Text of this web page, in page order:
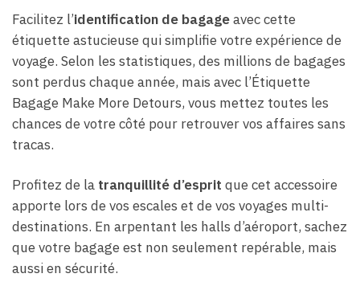
Facilitez l’identification de bagageavec cette
étiquette astucieuse qui simplifie votre expérience de
voyage. Selon les statistiques, des millions de bagages
sont perdus chaque année, mais avec l’Étiquette
Bagage Make More Detours, vous mettez toutes les
chances de votre côté pour retrouver vos affaires sans
tracas.
Profitez de la tranquillité d’esprit que cet accessoire
apporte lors de vos escales et de vos voyages multi-
destinations. En arpentant les halls d’aéroport, sachez
que votre bagage est non seulement repérable, mais
aussi en sécurité.